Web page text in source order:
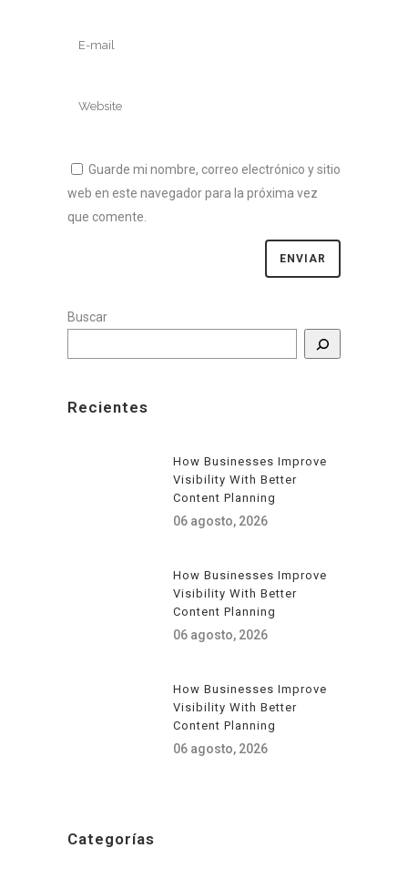
Guarde mi nombre, correo electrónico y sitio
web en este navegador para la próxima vez
que comente.
Buscar
Recientes
How Businesses Improve
Visibility With Better
Content Planning
06 agosto, 2026
How Businesses Improve
Visibility With Better
Content Planning
06 agosto, 2026
How Businesses Improve
Visibility With Better
Content Planning
06 agosto, 2026
Categorías